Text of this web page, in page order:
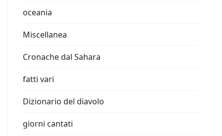
oceania
Miscellanea
Cronache dal Sahara
fatti vari
Dizionario del diavolo
giorni cantati